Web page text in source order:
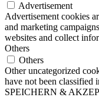
Advertisement
Advertisement cookies
and marketing
websites and collect
Others
Others
Other uncategorized
have not been classified
SPEICHERN &